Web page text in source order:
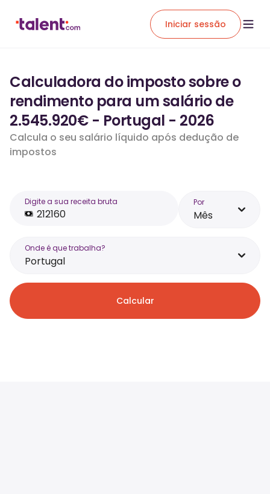
Iniciar sessão
Calculadora do imposto sobre o
rendimento para um salário de
2.545.920€ - Portugal - 2026
Calcula o seu salário líquido após dedução de
impostos
Digite a sua receita bruta Por
Mês
Onde é que trabalha?
Portugal
Calcular